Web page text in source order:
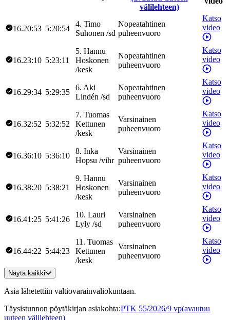
välilehteen)
16.20:53 5:20:54
4. Timo
Suhonen /sd
Nopeatahtinen
puheenvuoro
Katso
video
16.23:10 5:23:11
5. Hannu
Hoskonen
/kesk
Nopeatahtinen
puheenvuoro
Katso
video
16.29:34 5:29:35
6. Aki
Lindén /sd
Nopeatahtinen
puheenvuoro
Katso
video
16.32:52 5:32:52
7. Tuomas
Kettunen
/kesk
Varsinainen
puheenvuoro
Katso
video
16.36:10 5:36:10
8. Inka
Hopsu /vihr
Varsinainen
puheenvuoro
Katso
video
16.38:20 5:38:21
9. Hannu
Hoskonen
/kesk
Varsinainen
puheenvuoro
Katso
video
16.41:25 5:41:26
10. Lauri
Lyly /sd
Varsinainen
puheenvuoro
Katso
video
16.44:22 5:44:23
11 . Tuomas
Kettunen
/kesk
Varsinainen
puheenvuoro
Katso
video
Näytä kaikki
Asia lähetettiin valtiovarainvaliokuntaan.
Täysistunnon pöytäkirjan asiakohta:PTK 55/2026/9 vp(avautuu
uuteen välilehteen)